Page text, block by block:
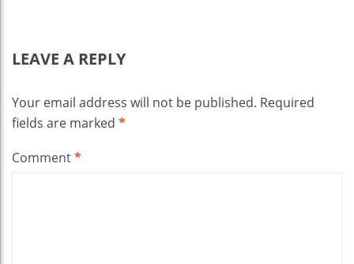
LEAVE A REPLY
Your email address will not be published. Required
fields are marked *
Comment*